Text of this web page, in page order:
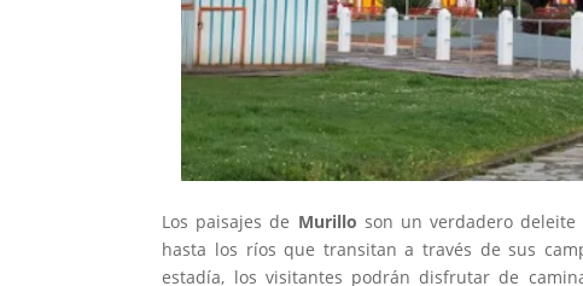
Los paisajes de Murillo son un verdadero deleite
hasta los ríos que transitan a través de sus
estadía, los visitantes podrán disfrutar de